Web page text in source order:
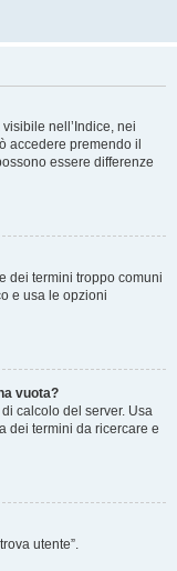
nell’Indice, nei
accedere premendo il
essere differenze
dei termini troppo comuni
e usa le opzioni
vuota?
calcolo del server. Usa
dei termini da ricercare e
utente”.